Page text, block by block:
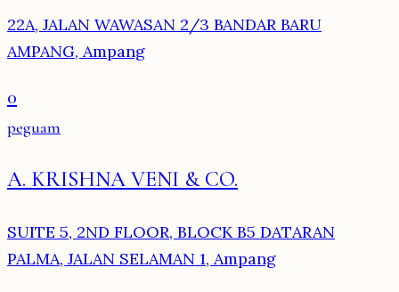
22A, JALAN WAWASAN 2/3 BANDAR BARU
AMPANG, Ampang
0
peguam
A. KRISHNA VENI & CO.
SUITE 5, 2ND FLOOR, BLOCK B5 DATARAN
PALMA, JALAN SELAMAN 1, Ampang